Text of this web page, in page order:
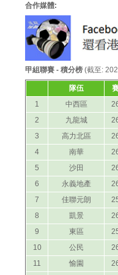
合作媒體:
甲組聯賽 - 積分榜 (截至:
隊伍
1
中西區
2
九龍城
3
高力北區
4
南華
5
沙田
6
永義地產
7
佳聯元朗
8
凱景
9
東區
10
公民
11
愉園